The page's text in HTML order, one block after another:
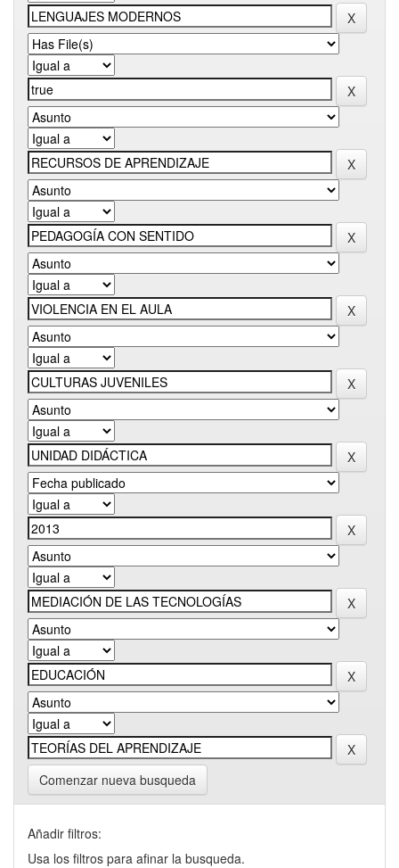
Comenzar nueva busqueda
Añadir filtros:
Usa los filtros para afinar la busqueda.